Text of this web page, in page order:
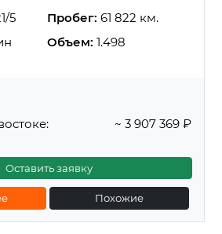
5 Пробег: 61 822 км.
Объем: 1.498
~ 3 907 369 ₽
Оставить заявку
Похожие